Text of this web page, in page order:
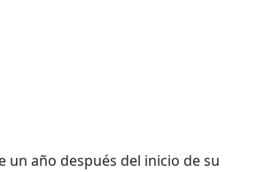
un año después del inicio de su